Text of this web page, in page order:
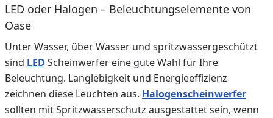
LED oder Halogen – Beleuchtungselemente von
Oase
Unter Wasser, über Wasser und spritzwassergeschützt
sind LED Scheinwerfer eine gute Wahl für Ihre
Beleuchtung. Langlebigkeit und Energieeffizienz
zeichnen diese Leuchten aus. Halogenscheinwerfer
sollten mit Spritzwasserschutz ausgestattet sein, wenn